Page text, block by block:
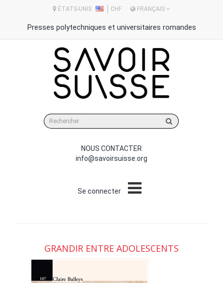
ÉTATS-UNIS CHF FRANÇAIS
Presses polytechniques et universitaires romandes
sur
site
NOUS CONTACTER
info@savoirsuisse.org
Se connecter
GRANDIR ENTRE ADOLESCENTS